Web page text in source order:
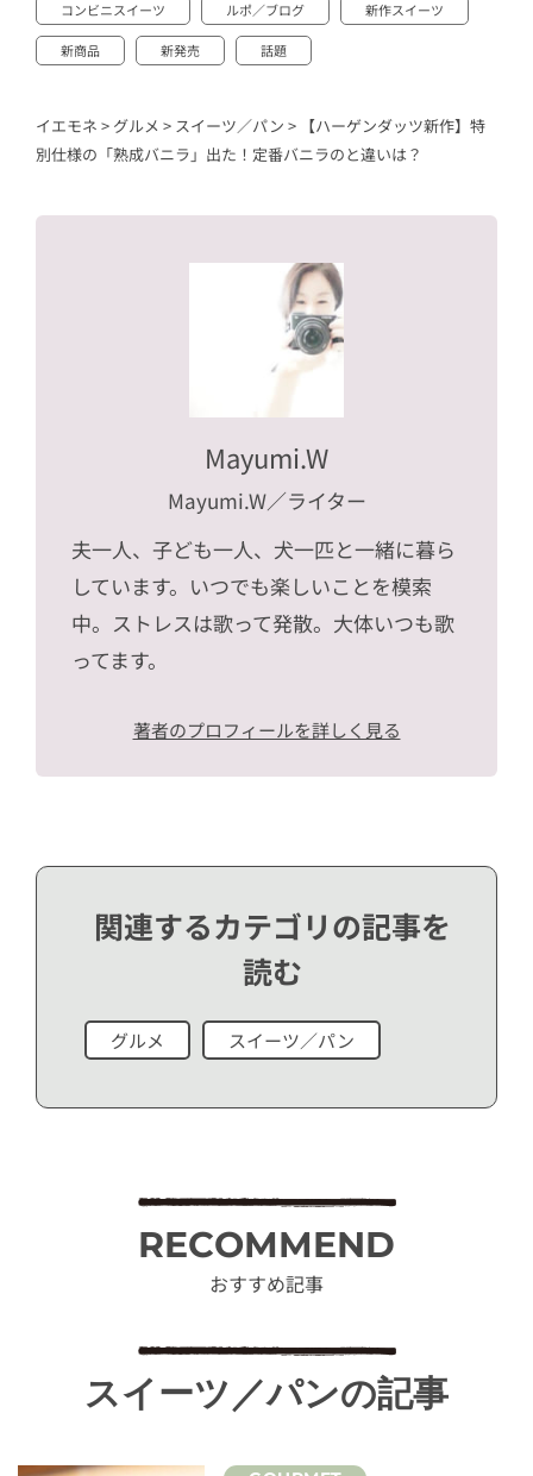
コンビニスイーツ ルポ／ブログ 新作スイーツ
新商品 新発売 話題
イエモネ > グルメ > スイーツ／パン > 【ハーゲンダッツ新作】特
別仕様の「熟成バニラ」出た！定番バニラのと違いは？
Mayumi.W
Mayumi.W／ライター
夫一人、子ども一人、犬一匹と一緒に暮ら
しています。いつでも楽しいことを模索
中。ストレスは歌って発散。大体いつも歌
ってます。
著者のプロフィールを詳しく見る
関連するカテゴリの記事を
読む
グルメ スイーツ／パン
RECOMMEND
おすすめ記事
スイーツ／パンの記事